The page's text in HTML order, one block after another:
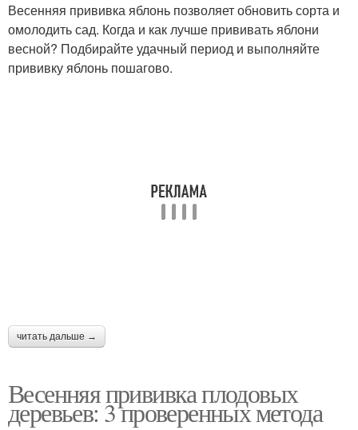
Растения для прививки Осенний прививка
Материал для прививки
прививке
прививкой
Весенняя прививка яблонь позволяет обновить сорта и
омолодить сад. Когда и как лучше прививать яблони
весной? Подбирайте удачный период и выполняйте
прививку яблонь пошагово.
читать дальше →
Весенняя прививка плодовых
деревьев: 3 проверенных метода